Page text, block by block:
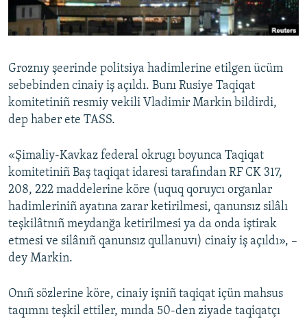
Русский
Українською
QOŞULIÑIZ!
Groznıy şeerinde politsiya hadimlerine etilgen ücüm
sebebinden cinaiy iş açıldı. Bunı Rusiye Taqiqat
komitetiniñ resmiy vekili Vladimir Markin bildirdi,
dep haber ete TASS.
«Şimaliy-Kavkaz federal okrugı boyunca Taqiqat
komitetiniñ Baş taqiqat idaresi tarafından RF CK 317,
208, 222 maddelerine köre (uquq qoruycı organlar
hadimleriniñ ayatına zarar ketirilmesi, qanunsız silâlı
teşkilâtnıñ meydanğa ketirilmesi ya da onda iştirak
etmesi ve silânıñ qanunsız qullanuvı) cinaiy iş açıldı», –
dey Markin.
Onıñ sözlerine köre, cinaiy işniñ taqiqat içün mahsus
taqımnı teşkil ettiler, mında 50-den ziyade taqiqatçı